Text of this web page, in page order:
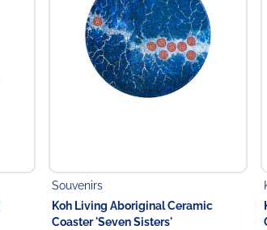
Souvenirs
Koh Living Aboriginal Ceramic
Coaster 'Seven Sisters'